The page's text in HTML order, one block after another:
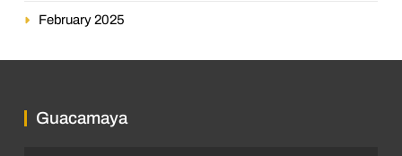
February 2025
Guacamaya